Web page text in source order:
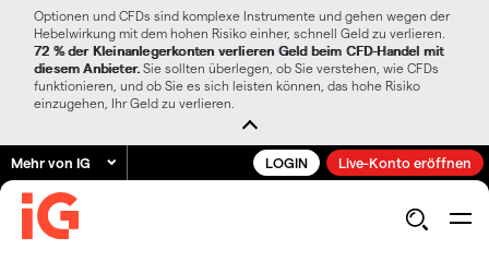
Optionen und CFDs sind komplexe Instrumente und gehen wegen der
Hebelwirkung mit dem hohen Risiko einher, schnell Geld zu verlieren.
72 % der Kleinanlegerkonten verlieren Geld beim CFD-Handel mit
diesem Anbieter. Sie sollten überlegen, ob Sie verstehen, wie CFDs
funktionieren, und ob Sie es sich leisten können, das hohe Risiko
einzugehen, Ihr Geld zu verlieren.
Mehr von IG LOGIN Live-Konto eröffnen